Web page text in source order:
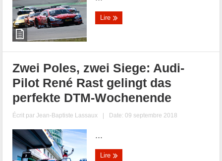
Lire
Zwei Poles, zwei Siege: Audi-
Pilot René Rast gelingt das
perfekte DTM-Wochenende
Écrit parJean-Baptiste Lassaux | Date: 09 septembre 2018
...
Lire